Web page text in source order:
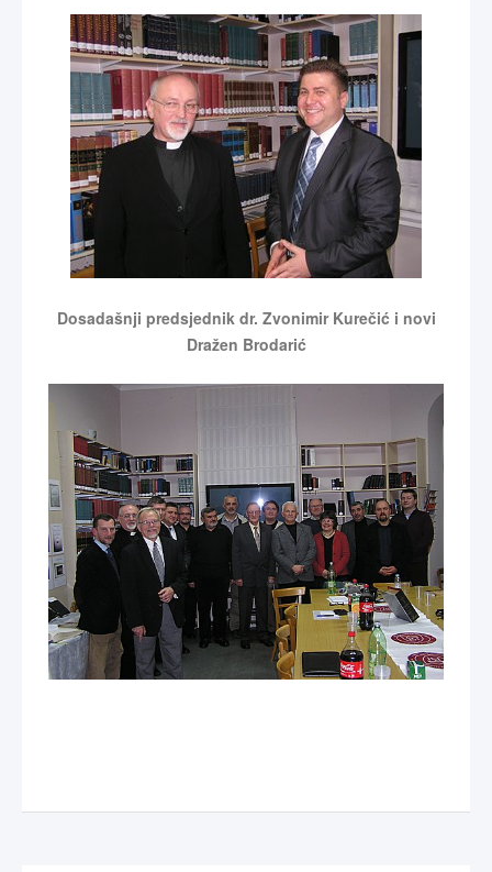
Dosadašnji predsjednik dr. Zvonimir Kurečić i novi
Dražen Brodarić